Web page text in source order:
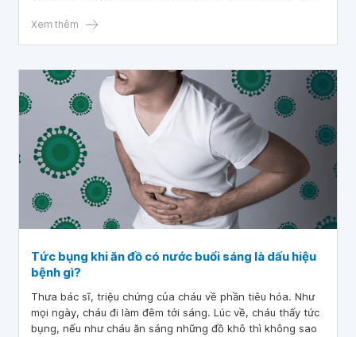
này có nguy hiểm cho thai nhi cao không
Xem thêm
Tức bụng khi ăn đồ có nước buổi sáng là dấu hiệu
bệnh gì?
Thưa bác sĩ, triệu chứng của cháu về phần tiêu hóa. Như
mọi ngày, cháu đi làm đêm tới sáng. Lúc về, cháu thấy tức
bụng, nếu như cháu ăn sáng những đồ khô thì không sao